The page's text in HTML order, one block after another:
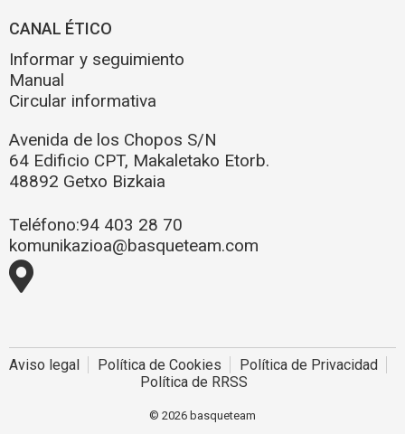
CANAL ÉTICO
Informar y seguimiento
Manual
Circular informativa
Avenida de los Chopos S/N
64 Edificio CPT, Makaletako Etorb.
48892 Getxo Bizkaia
Teléfono:94 403 28 70
komunikazioa@basqueteam.com
Aviso legal Política de Cookies
Política de Privacidad
Política de RRSS
© 2026 basqueteam